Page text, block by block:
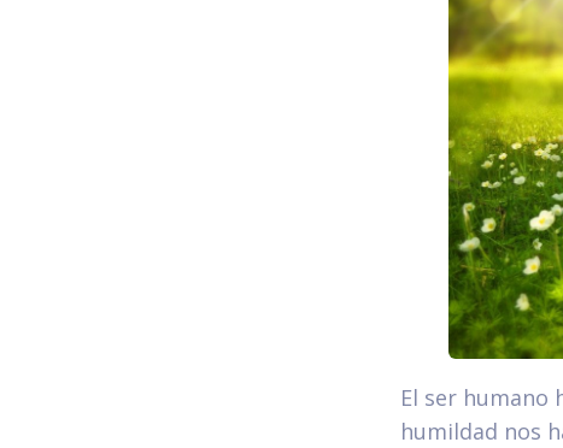
El ser humano
humildad nos